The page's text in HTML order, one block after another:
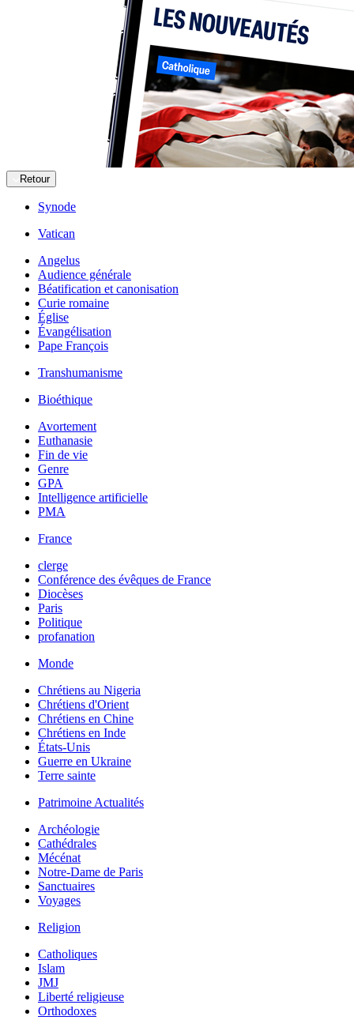
Retour
Synode
Vatican
Angelus
Audience générale
Béatification et canonisation
Curie romaine
Église
Évangélisation
Pape François
Transhumanisme
Bioéthique
Avortement
Euthanasie
Fin de vie
Genre
GPA
Intelligence artificielle
PMA
France
clerge
Conférence des évêques de France
Diocèses
Paris
Politique
profanation
Monde
Chrétiens au Nigeria
Chrétiens d'Orient
Chrétiens en Chine
Chrétiens en Inde
États-Unis
Guerre en Ukraine
Terre sainte
Patrimoine Actualités
Archéologie
Cathédrales
Mécénat
Notre-Dame de Paris
Sanctuaires
Voyages
Religion
Catholiques
Islam
JMJ
Liberté religieuse
Orthodoxes